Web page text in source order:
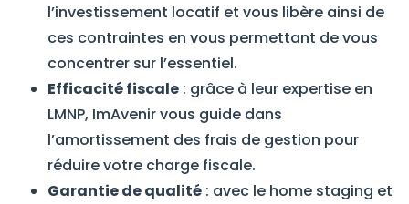
l’investissement locatif et vous libère ainsi de
ces contraintes en vous permettant de vous
concentrer sur l’essentiel.
Efficacité fiscale : grâce à leur expertise en
LMNP, ImAvenir vous guide dans
l’amortissement des frais de gestion pour
réduire votre charge fiscale.
Garantie de qualité : avec le home staging et